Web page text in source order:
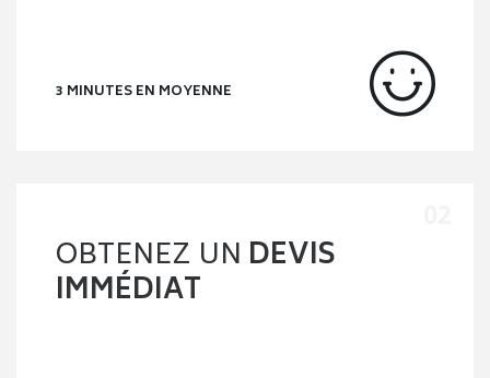
3 MINUTES EN MOYENNE
OBTENEZ UN DEVIS
IMMÉDIAT